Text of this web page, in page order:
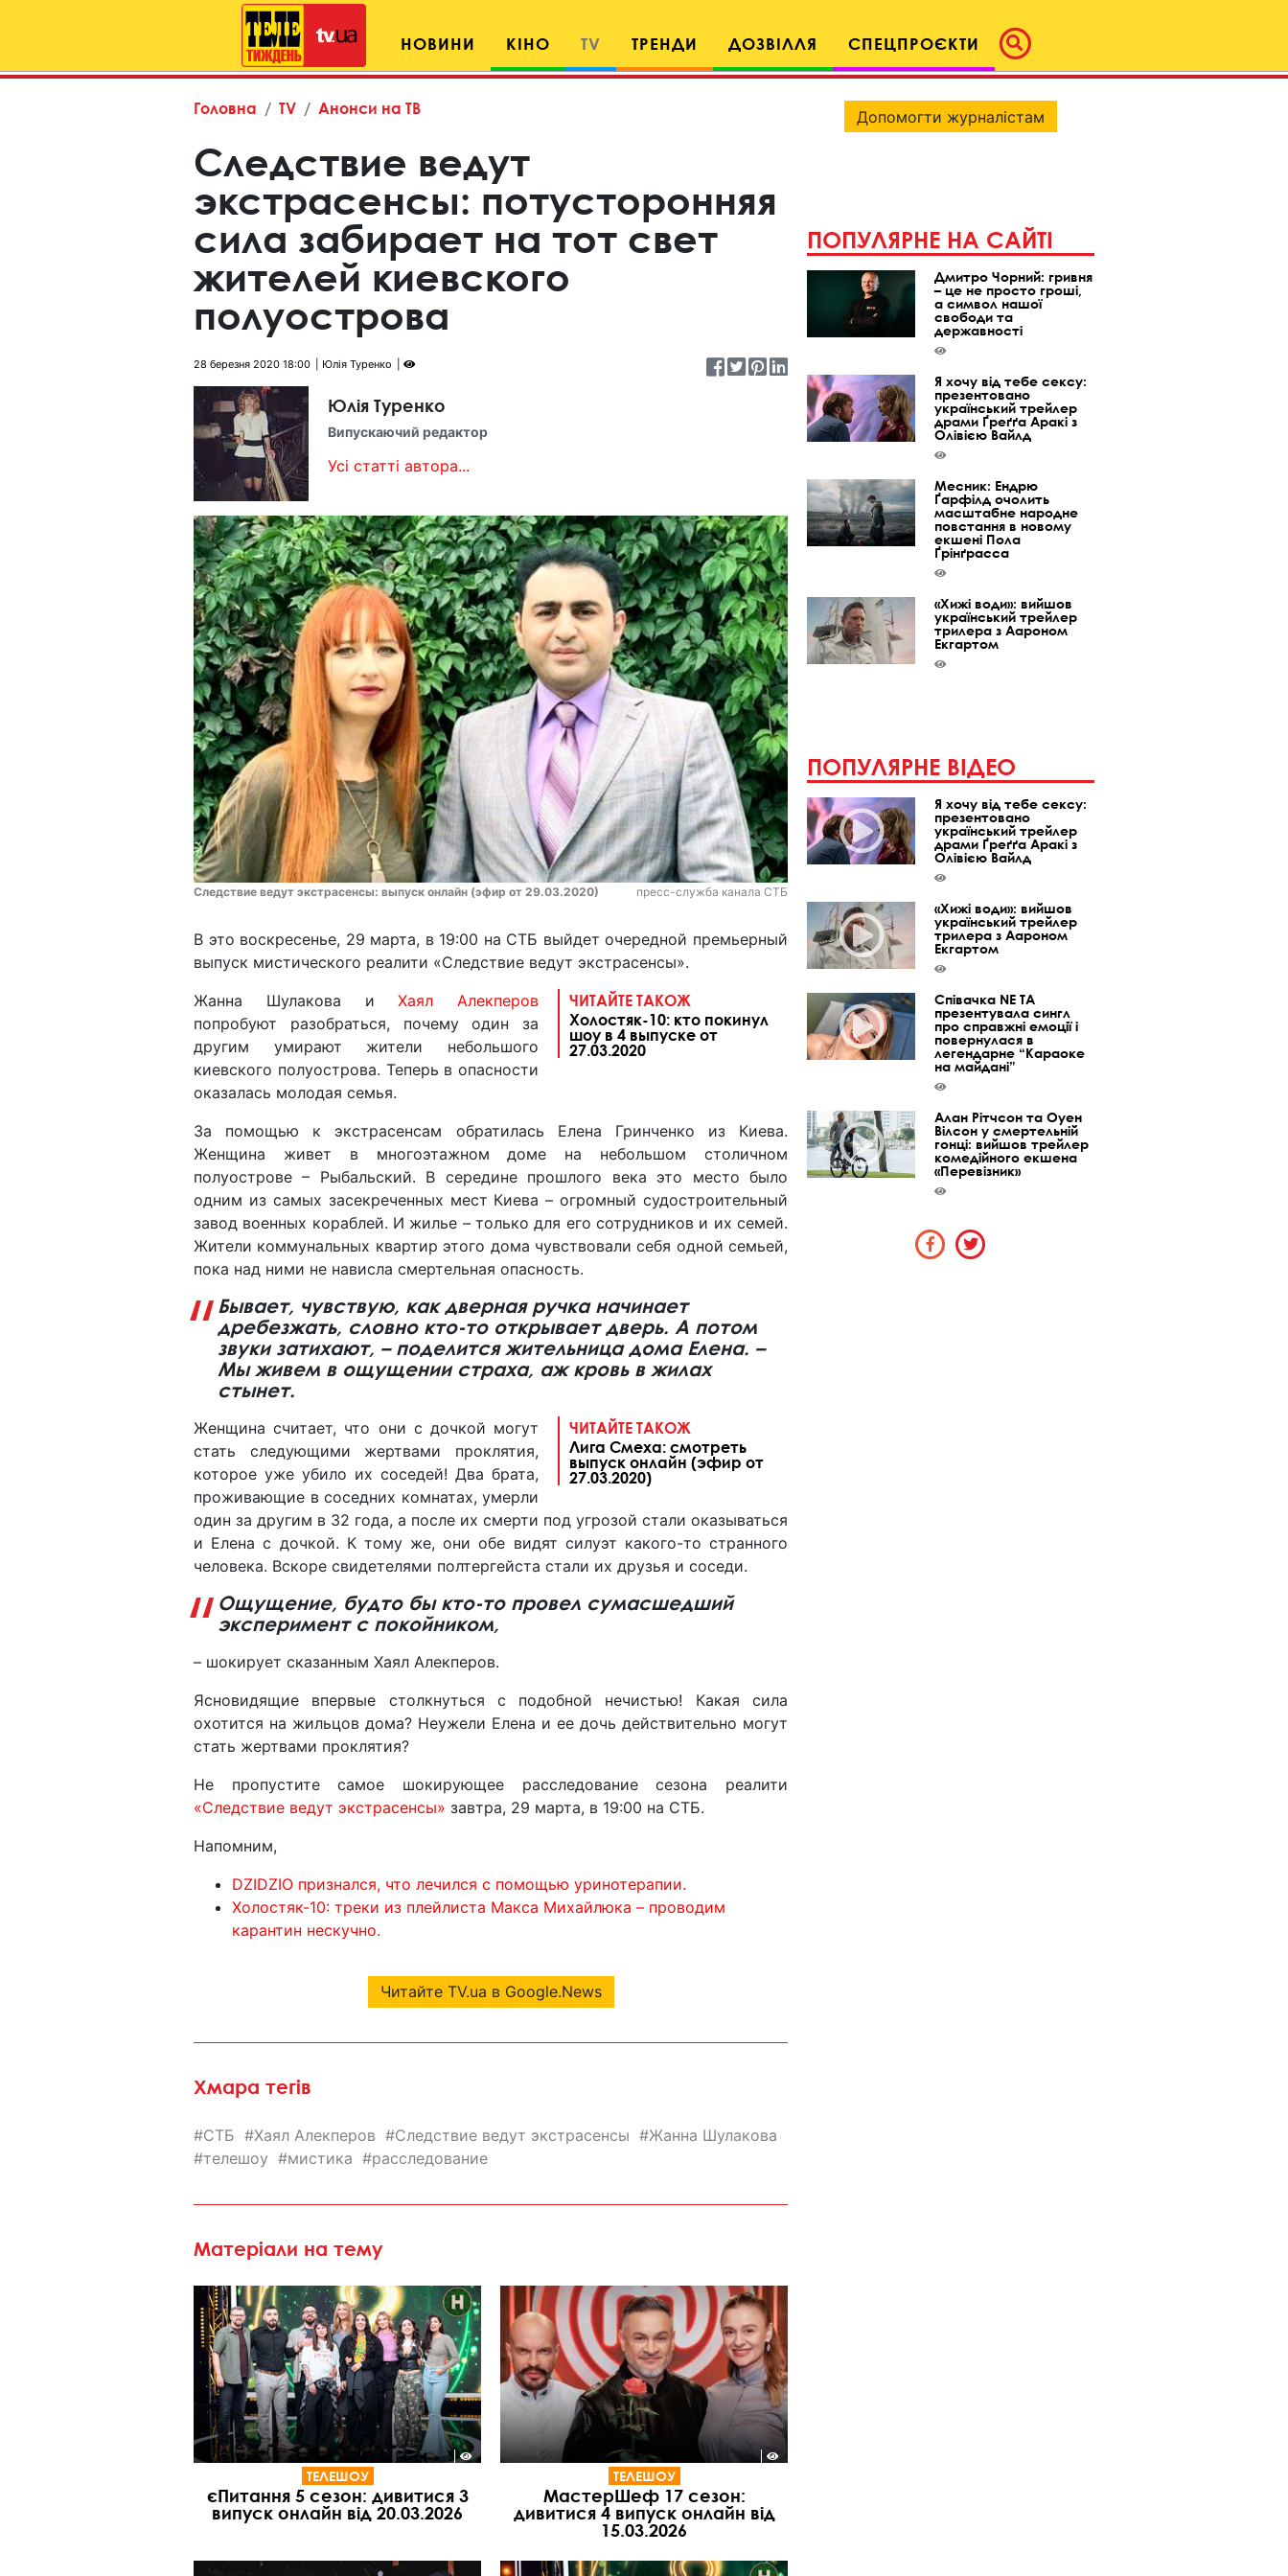
НОВИНИ КІНО TV ТРЕНДИ ДОЗВІЛЛЯ СПЕЦПРОЄКТИ
Головна TV Анонси на ТВ
Следствие ведут
экстрасенсы: потусторонняя
сила забирает на тот свет
жителей киевского
полуострова
28 березня 2020 18:00 Юлія Туренко
Юлія Туренко
Випускаючий редактор
Усі статті автора...
Следствие ведут экстрасенсы: выпуск онлайн (эфир от 29.03.2020) пресс-служба канала СТБ
В это воскресенье, 29 марта, в 19:00 на СТБ выйдет очередной премьерный
выпуск мистического реалити «Следствие ведут экстрасенсы».
ЧИТАЙТЕ ТАКОЖ
Холостяк-10: кто покинул
шоу в 4 выпуске от
27.03.2020
Жанна Шулакова иХаял Алекперов
попробуют разобраться, почему один за
другим умирают жители небольшого
киевского полуострова. Теперь в опасности
оказалась молодая семья.
За помощью к экстрасенсам обратилась Елена Гринченко из Киева.
Женщина живет в многоэтажном доме на небольшом столичном
полуострове – Рыбальский. В середине прошлого века это место было
одним из самых засекреченных мест Киева – огромный судостроительный
завод военных кораблей. И жилье – только для его сотрудников и их семей.
Жители коммунальных квартир этого дома чувствовали себя одной семьей,
пока над ними не нависла смертельная опасность.
Бывает, чувствую, как дверная ручка начинает
дребезжать, словно кто-то открывает дверь. А потом
звуки затихают, – поделится жительница дома Елена. –
Мы живем в ощущении страха, аж кровь в жилах
стынет.
ЧИТАЙТЕ ТАКОЖ
Лига Смеха: смотреть
выпуск онлайн (эфир от
27.03.2020)
Женщина считает, что они с дочкой могут
стать следующими жертвами проклятия,
которое уже убило их соседей! Два брата,
проживающие в соседних комнатах, умерли
один за другим в 32 года, а после их смерти под угрозой стали оказываться
и Елена с дочкой. К тому же, они обе видят силуэт какого-то странного
человека. Вскоре свидетелями полтергейста стали их друзья и соседи.
Ощущение, будто бы кто-то провел сумасшедший
эксперимент с покойником,
– шокирует сказанным Хаял Алекперов.
Ясновидящие впервые столкнуться с подобной нечистью! Какая сила
охотится на жильцов дома? Неужели Елена и ее дочь действительно могут
стать жертвами проклятия?
Не пропустите самое шокирующее расследование сезона реалити
«Следствие ведут экстрасенсы» завтра, 29 марта, в 19:00 на СТБ.
Напомним,
DZIDZIO признался, что лечился с помощью уринотерапии.
Холостяк-10: треки из плейлиста Макса Михайлюка – проводим
карантин нескучно.
Читайте TV.ua в Google.News
Хмара тегів
СТБ Хаял Алекперов Следствие ведут экстрасенсы
Жанна Шулакова
телешоу
мистика расследование
Матеріали на тему
ТЕЛЕШОУ
єПитання 5 сезон: дивитися 3
випуск онлайн від 20.03.2026
ТЕЛЕШОУ
МастерШеф 17 сезон:
дивитися 4 випуск онлайн від
15.03.2026
Допомогти журналістам
ПОПУЛЯРНЕ НА САЙТІ
Дмитро Чорний: гривня
– це не просто гроші,
а символ нашої
свободи та
державності
Я хочу від тебе сексу:
презентовано
український трейлер
драми Ґреґґа Аракі з
Олівією Вайлд
Месник: Ендрю
Ґарфілд очолить
масштабне народне
повстання в новому
екшені Пола
Ґрінґрасса
«Хижі води»: вийшов
український трейлер
трилера з Аароном
Екгартом
ПОПУЛЯРНЕ ВІДЕО
Я хочу від тебе сексу:
презентовано
український трейлер
драми Ґреґґа Аракі з
Олівією Вайлд
«Хижі води»: вийшов
український трейлер
трилера з Аароном
Екгартом
Співачка NE TA
презентувала сингл
про справжні емоції і
повернулася в
легендарне “Караоке
на майдані”
Алан Рітчсон та Оуен
Вілсон у смертельній
гонці: вийшов трейлер
комедійного екшена
«Перевізник»